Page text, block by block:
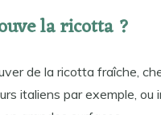
la ricotta ?
de la ricotta fraîche,
italiens par exemple, ou